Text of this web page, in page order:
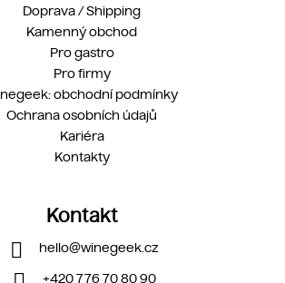
Doprava / Shipping
Kamenný obchod
Pro gastro
Pro firmy
obchodní podmínky
Ochrana osobních údajů
Kariéra
Kontakty
Kontakt
hello@winegeek.cz
+420 776 70 80 90